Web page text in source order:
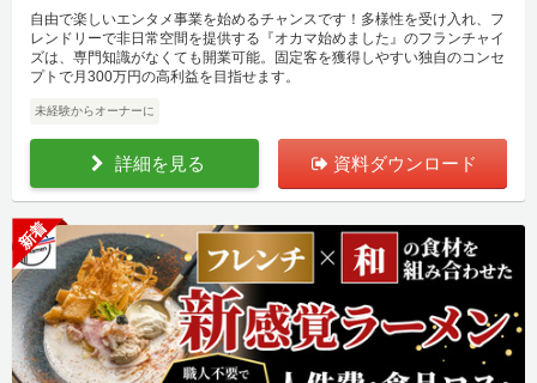
自由で楽しいエンタメ事業を始めるチャンスです！多様性を受け入れ、フ
レンドリーで非日常空間を提供する『オカマ始めました』のフランチャイ
ズは、専門知識がなくても開業可能。固定客を獲得しやすい独自のコンセ
プトで月300万円の高利益を目指せます。
未経験からオーナーに
詳細を見る 資料ダウンロード
新着